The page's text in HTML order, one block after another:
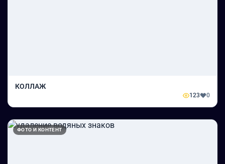
КОЛЛАЖ
123 0
ФОТО И КОНТЕНТ